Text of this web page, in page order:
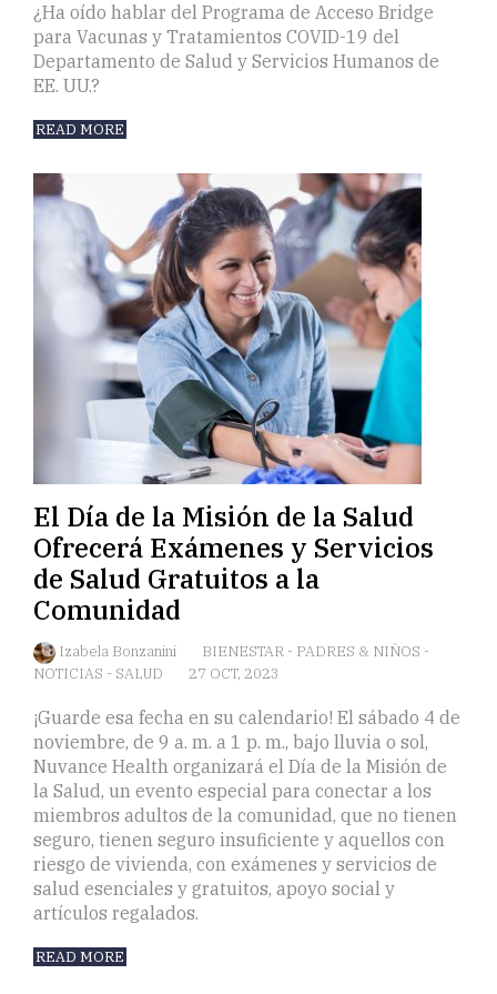
¿Ha oído hablar del Programa de Acceso Bridge
para Vacunas y Tratamientos COVID-19 del
Departamento de Salud y Servicios Humanos de
EE. UU.?
READ MORE
El Día de la Misión de la Salud
Ofrecerá Exámenes y Servicios
de Salud Gratuitos a la
Comunidad
Izabela Bonzanini BIENESTAR - PADRES & NIÑOS -
NOTICIAS - SALUD 27 OCT, 2023
¡Guarde esa fecha en su calendario! El sábado 4 de
noviembre, de 9 a. m. a 1 p. m., bajo lluvia o sol,
Nuvance Health organizará el Día de la Misión de
la Salud, un evento especial para conectar a los
miembros adultos de la comunidad, que no tienen
seguro, tienen seguro insuficiente y aquellos con
riesgo de vivienda, con exámenes y servicios de
salud esenciales y gratuitos, apoyo social y
artículos regalados.
READ MORE